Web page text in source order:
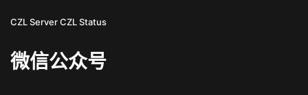
CZL ServerCZL Status
微信公众号